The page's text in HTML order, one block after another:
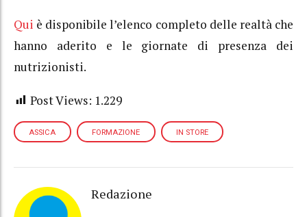
Qui è disponibile l’elenco completo delle realtà che
hanno aderito e le giornate di presenza dei
nutrizionisti.
Post Views: 1.229
ASSICA FORMAZIONE IN STORE
Redazione